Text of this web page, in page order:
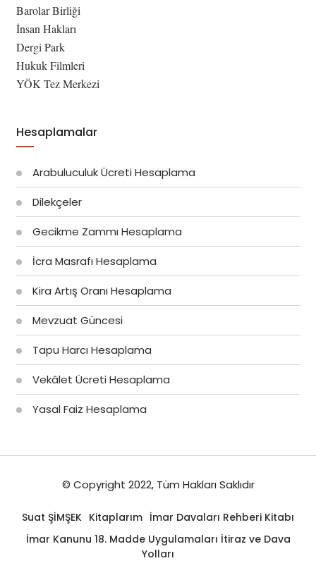
Barolar Birliği
İnsan Hakları
Dergi Park
Hukuk Filmleri
YÖK Tez Merkezi
Hesaplamalar
Arabuluculuk Ücreti Hesaplama
Dilekçeler
Gecikme Zammı Hesaplama
İcra Masrafı Hesaplama
Kira Artış Oranı Hesaplama
Mevzuat Güncesi
Tapu Harcı Hesaplama
Vekâlet Ücreti Hesaplama
Yasal Faiz Hesaplama
© Copyright 2022, Tüm Hakları Saklıdır
Suat ŞİMŞEK Kitaplarım İmar Davaları Rehberi Kitabı
İmar Kanunu 18. Madde Uygulamaları İtiraz ve Dava
Yolları